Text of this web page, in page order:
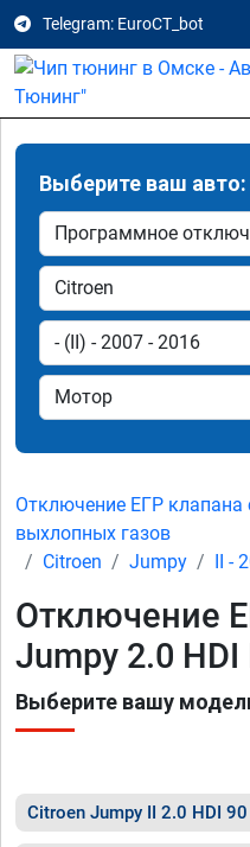
Telegram: EuroCT_bot
Выберите ваш авто:
Отключение ЕГР клапана
выхлопных газов
Citroen
Jumpy II -
Отключение
Jumpy 2.0
Выберите вашу
Citroen Jumpy II 2.0 HDI